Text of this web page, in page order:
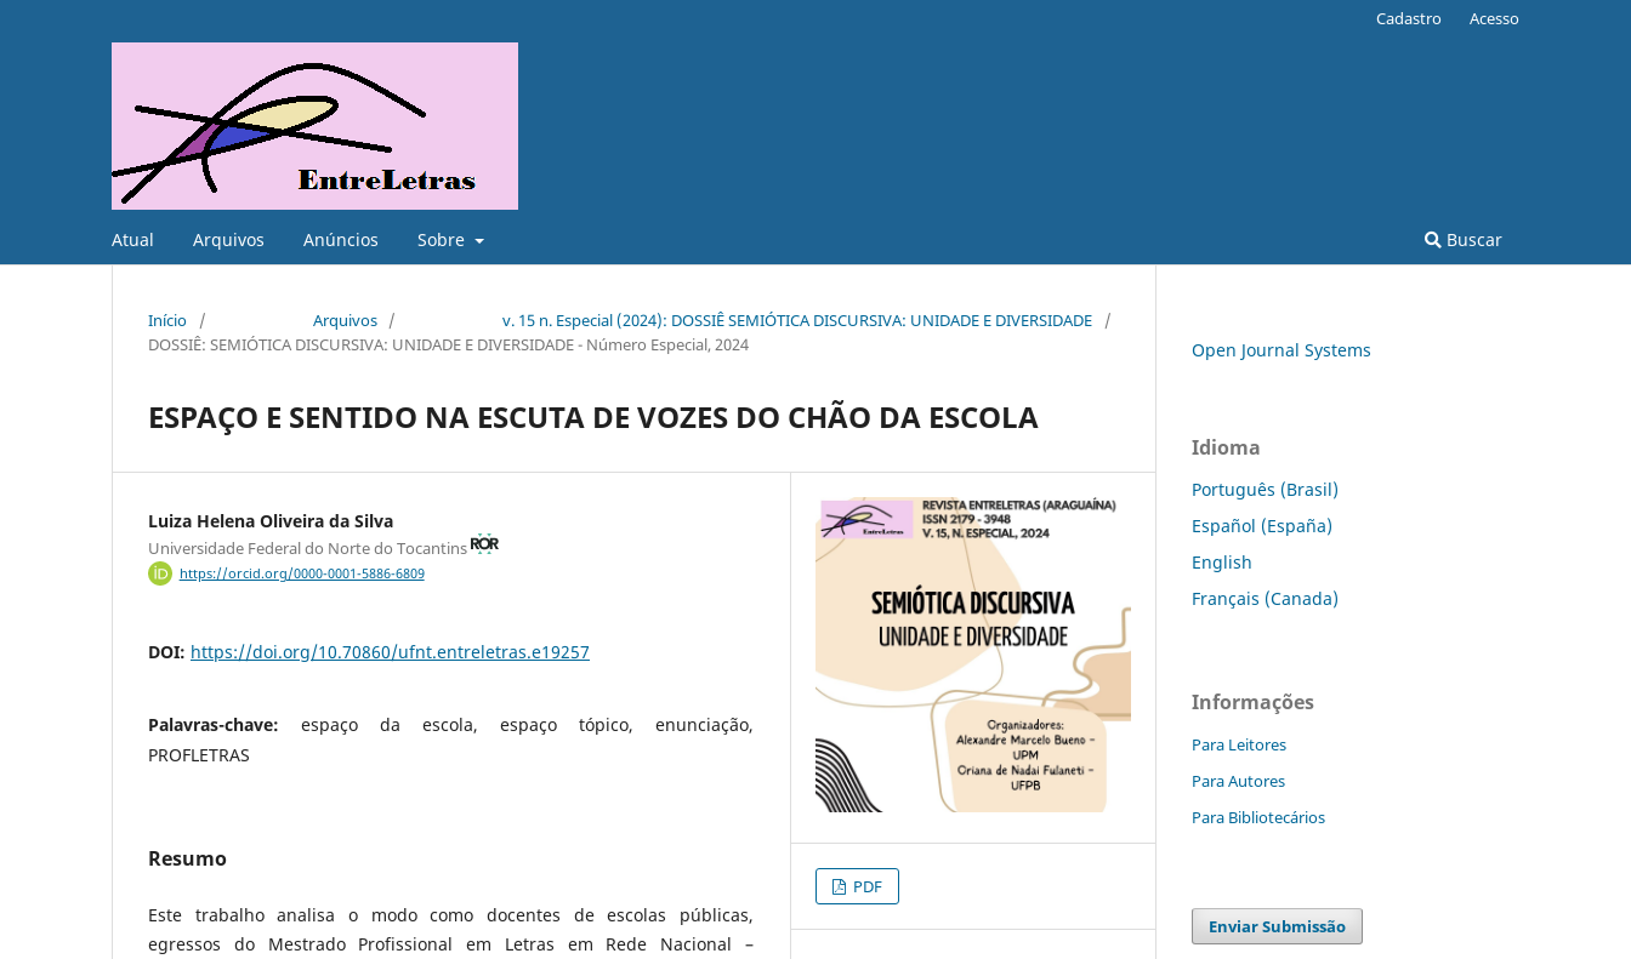
Atual Arquivos Anúncios Sobre Buscar
Cadastro Acesso
Início / Arquivos / v. 15 n. Especial (2024): DOSSIÊ SEMIÓTICA DISCURSIVA: UNIDADE E DIVERSIDADE
/
DOSSIÊ: SEMIÓTICA DISCURSIVA: UNIDADE E DIVERSIDADE - Número Especial, 2024
ESPAÇO E SENTIDO NA ESCUTA DE VOZES DO CHÃO DA ESCOLA
Luiza Helena Oliveira da Silva
Universidade Federal do Norte do Tocantins
https://orcid.org/0000-0001-5886-6809
DOI: https://doi.org/10.70860/ufnt.entreletras.e19257
Palavras-chave: espaço da escola, espaço tópico, enunciação,
PROFLETRAS
Resumo
Este trabalho analisa o modo como docentes de escolas públicas,
egressos do Mestrado Profissional em Letras em Rede Nacional –
PDF
Open Journal Systems
Idioma
Português (Brasil)
Español (España)
English
Français (Canada)
Informações
Para Leitores
Para Autores
Para Bibliotecários
Enviar Submissão